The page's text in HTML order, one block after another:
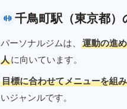
千鳥町駅（東京都
パーソナルジムは、 運動の進
人に向いています。
目標に合わせてメニューを組
いジャンルです。